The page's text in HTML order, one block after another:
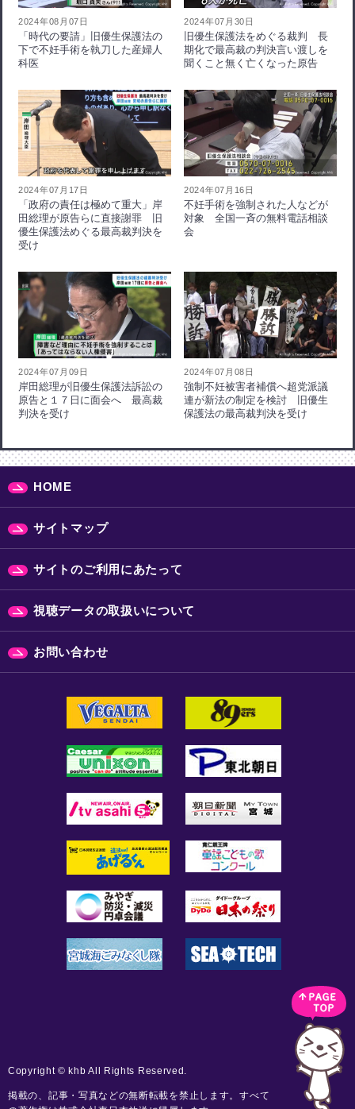
2024年08月07日
「時代の要請」旧優生保護法の
下で不妊手術を執刀した産婦人
科医
2024年07月30日
旧優生保護法をめぐる裁判 長
期化で最高裁の判決言い渡しを
聞くこと無く亡くなった原告
2024年07月17日
「政府の責任は極めて重大」岸
田総理が原告らに直接謝罪 旧
優生保護法めぐる最高裁判決を
受け
2024年07月16日
不妊手術を強制された人などが
対象 全国一斉の無料電話相談
会
2024年07月09日
岸田総理が旧優生保護法訴訟の
原告と１７日に面会へ 最高裁
判決を受け
2024年07月08日
強制不妊被害者補償へ超党派議
連が新法の制定を検討 旧優生
保護法の最高裁判決を受け
HOME
サイトマップ
サイトのご利用にあたって
視聴データの取扱いについて
お問い合わせ
Copyright © khb All Rights Reserved.
掲載の、記事・写真などの無断転載を禁止します。すべて